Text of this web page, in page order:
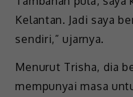
Kelantan. Jadi saya
sendiri,” ujarnya.
Menurut Trisha, dia
mempunyai masa